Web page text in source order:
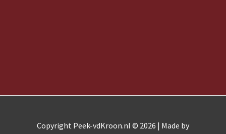
Copyright Peek-vdKroon.nl © 2026 | Made by